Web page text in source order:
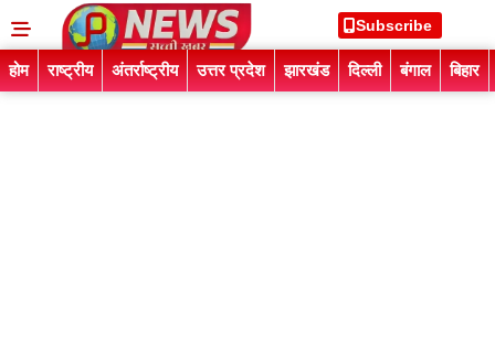
Subscribe
होम राष्ट्रीय अंतर्राष्ट्रीय उत्तर प्रदेश झारखंड दिल्ली बंगाल बिहार